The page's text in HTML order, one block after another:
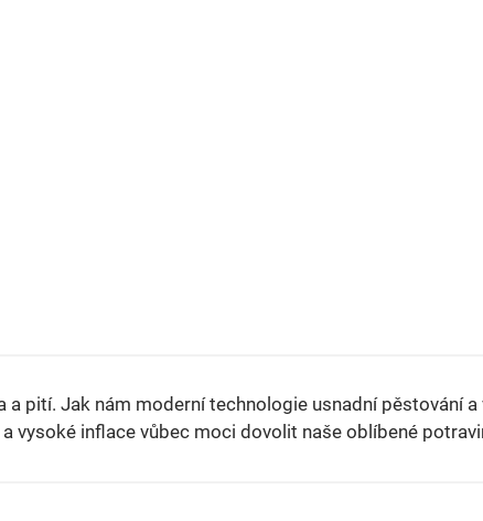
pití. Jak nám moderní technologie usnadní pěstování
vysoké inflace vůbec moci dovolit naše oblíbené